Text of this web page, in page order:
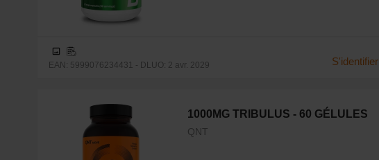
EAN: 5999076234431 - DLUO: 2 avr. 2029 S'identifier
1000MG TRIBULUS - 60 GÉLULES
QNT